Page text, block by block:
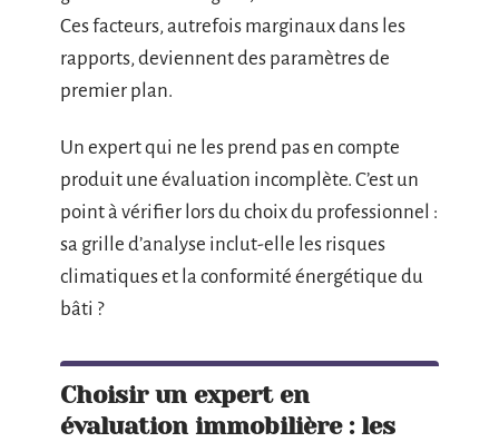
Ces facteurs, autrefois marginaux dans les
rapports, deviennent des paramètres de
premier plan.
Un expert qui ne les prend pas en compte
produit une évaluation incomplète. C’est un
point à vérifier lors du choix du professionnel :
sa grille d’analyse inclut-elle les risques
climatiques et la conformité énergétique du
bâti ?
Choisir un expert en
évaluation immobilière : les